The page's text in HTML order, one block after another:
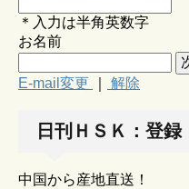
＊入力は半角英数字
お名前
E-mail変更 解除
日刊ＨＳＫ：登録
中国から産地直送！